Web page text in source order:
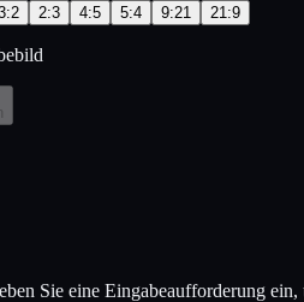
2:3 4:5 5:4 9:21 21:9
Sie eine Eingabeaufforderung